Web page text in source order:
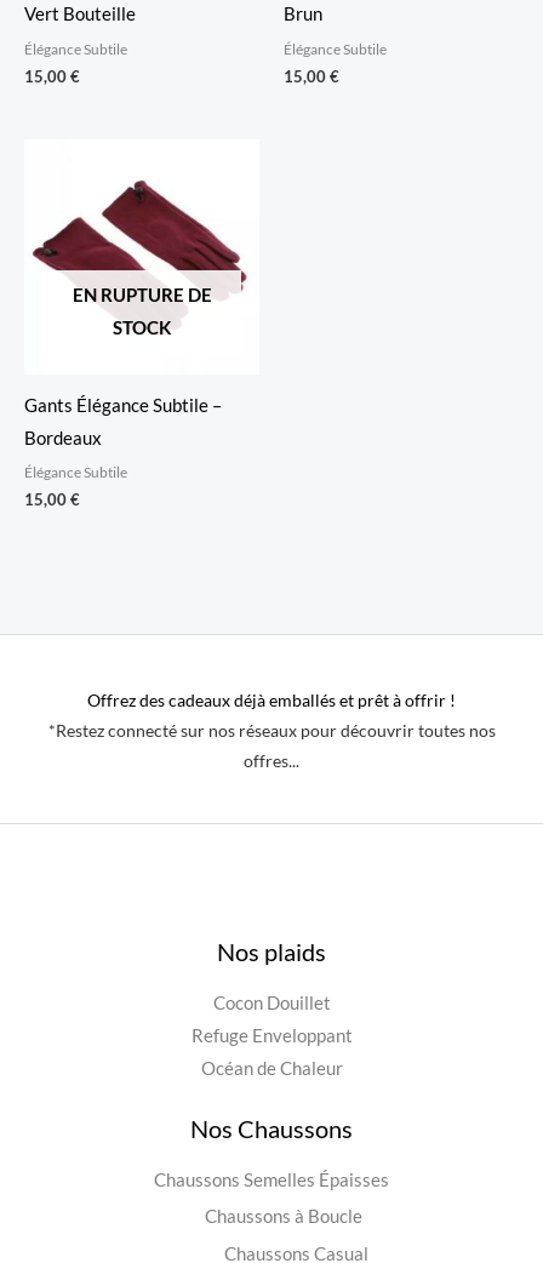
Vert Bouteille
Élégance Subtile
15,00€
Brun
Élégance Subtile
15,00€
EN RUPTURE DE
STOCK
Gants Élégance Subtile –
Bordeaux
Élégance Subtile
15,00€
Offrez des cadeaux déjà emballés et prêt à offrir !
*Restez connecté sur nos réseaux pour découvrir toutes nos
offres...
Nos plaids
Cocon Douillet
Refuge Enveloppant
Océan de Chaleur
Nos Chaussons
Chaussons Semelles Épaisses
Chaussons à Boucle
Chaussons Casual